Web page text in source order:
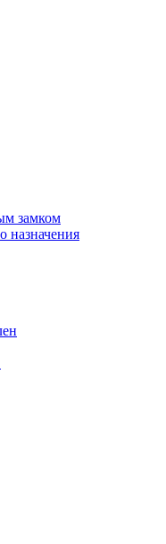
замком
назначения